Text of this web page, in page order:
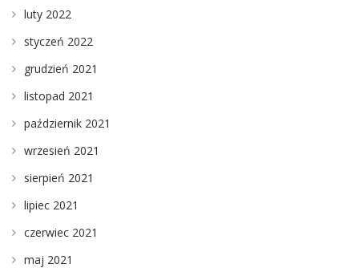
luty 2022
styczeń 2022
grudzień 2021
listopad 2021
październik 2021
wrzesień 2021
sierpień 2021
lipiec 2021
czerwiec 2021
maj 2021